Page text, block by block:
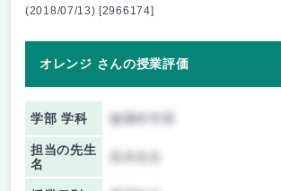
(2018/07/13) [2966174]
オレンジ さんの授業評価
学部 学科 健康科学部
担当の先生
名